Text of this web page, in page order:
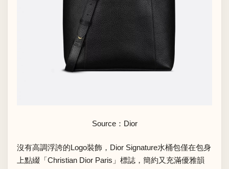
Source：Dior
沒有高調浮誇的Logo裝飾，Dior Signature水桶包僅在包身
上點綴「Christian Dior Paris」標誌，簡約又充滿優雅韻